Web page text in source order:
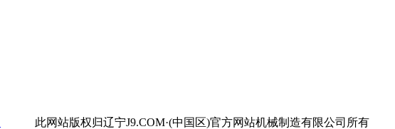
此网站版权归辽宁J9.COM·(中国区)官方网站机械制造有限公司所有